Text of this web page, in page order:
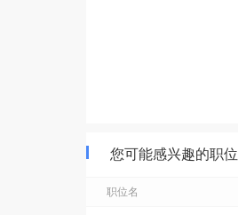
您可能感兴趣的职位
职位名